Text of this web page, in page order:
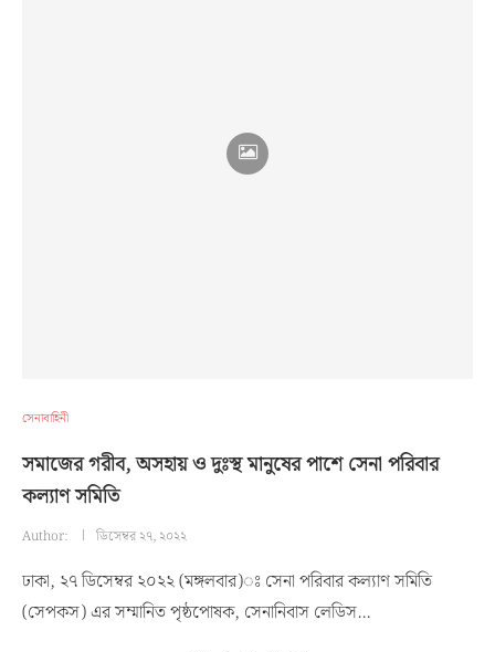
সেনাবাহিনী
সমাজের গরীব, অসহায় ও দুঃস্থ মানুষের পাশে সেনা পরিবার
কল্যাণ সমিতি
Author: ডিসেম্বর ২৭, ২০২২
ঢাকা, ২৭ ডিসেম্বর ২০২২ (মঙ্গলবার)ঃ সেনা পরিবার কল্যাণ সমিতি
(সেপকস) এর সম্মানিত পৃষ্ঠপোষক, সেনানিবাস লেডিস…